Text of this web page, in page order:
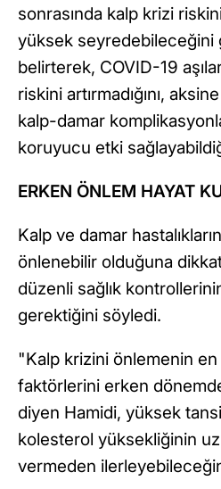
sonrasında kalp krizi
yüksek seyredebileceğini
belirterek, COVID-19
riskini artırmadığını,
kalp-damar
koruyucu etki
ERKEN ÖNLEM HAYAT
Kalp ve damar
önlenebilir olduğuna
düzenli sağlık
gerektiğini söyledi.
"Kalp krizini önlemenin
faktörlerini erken
diyen Hamidi, yüksek
kolesterol yüksekliğinin
vermeden